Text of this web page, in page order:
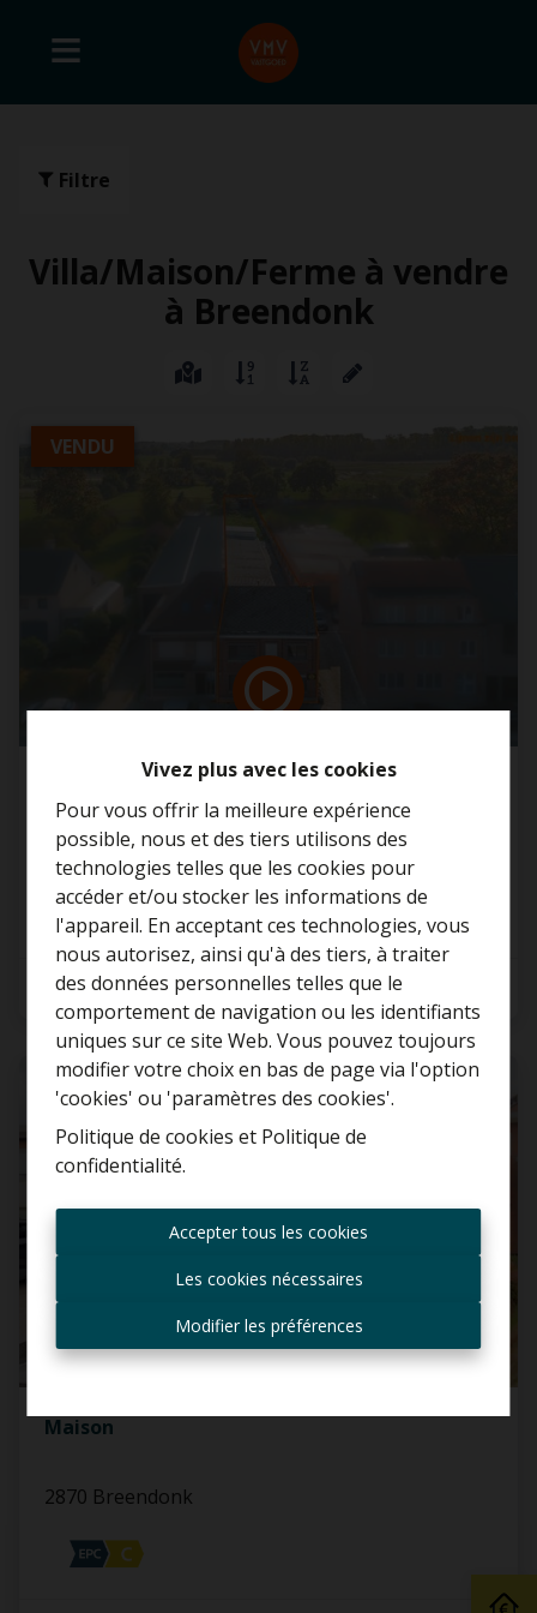
Vivez plus avec les cookies
Pour vous offrir la meilleure expérience
possible, nous et des tiers utilisons des
technologies telles que les cookies pour
accéder et/ou stocker les informations de
l'appareil. En acceptant ces technologies, vous
nous autorisez, ainsi qu'à des tiers, à traiter
des données personnelles telles que le
comportement de navigation ou les identifiants
uniques sur ce site Web. Vous pouvez toujours
modifier votre choix en bas de page via l'option
'cookies' ou 'paramètres des cookies'.
Politique de cookies et Politique de
confidentialité.
Accepter tous les cookies
Les cookies nécessaires
Modifier les préférences
Filtre
Villa/Maison/Ferme à vendre
à Breendonk
VENDU
2870 Breendonk
3 1 246 m²
LOUÉ
Maison
2870 Breendonk
Curieux de connaître la
valeur de votre maison ?
Estimation gratuite
Toujours être le premier
informé des nouvelles
offres ?
mail